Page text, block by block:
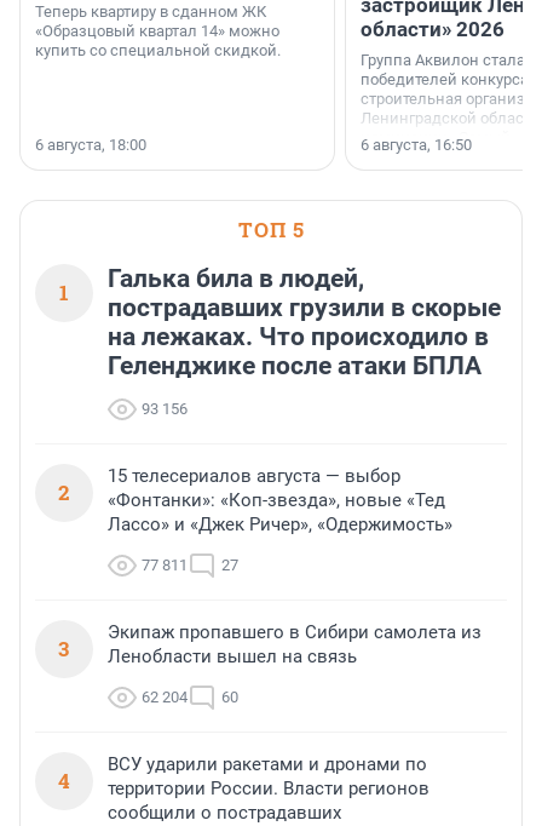
Теперь квартиру в сданном ЖК
«Образцовый квартал 14» можно
купить со специальной скидкой.
6 августа, 18:00
застройщик
области» 2026
Группа Аквилон стала
победителей конкурса
строительная
Ленинградской области
номинации «Самый
застройщик
области».
6 августа, 16:50
ТОП 5
1
Галька била в людей,
пострадавших грузили в скорые
на лежаках. Что происходило в
Геленджике после атаки БПЛА
93 156
2
15 телесериалов августа — выбор
«Фонтанки»: «Коп-звезда», новые «Тед
Лассо» и «Джек Ричер», «Одержимость»
77 811 27
3
Экипаж пропавшего в Сибири самолета из
Ленобласти вышел на связь
62 204 60
4
ВСУ ударили ракетами и дронами по
территории России. Власти регионов
сообщили о пострадавших